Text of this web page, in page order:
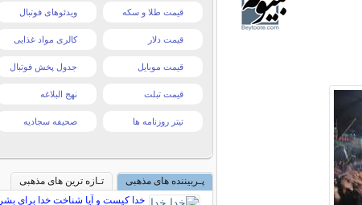
قیمت طلا و سکه ویدئوهای فوتبال
قیمت دلار کالری مواد غذایی
قیمت موبایل جدول پخش فوتبال
قیمت تبلت نهج البلاغه
تیتر روزنامه ها صحیفه سجادیه
پـربیننده های مذهبی
تـازه ترین های مذهبی
خدا کیست و آیا شناخت خدا برای بشر